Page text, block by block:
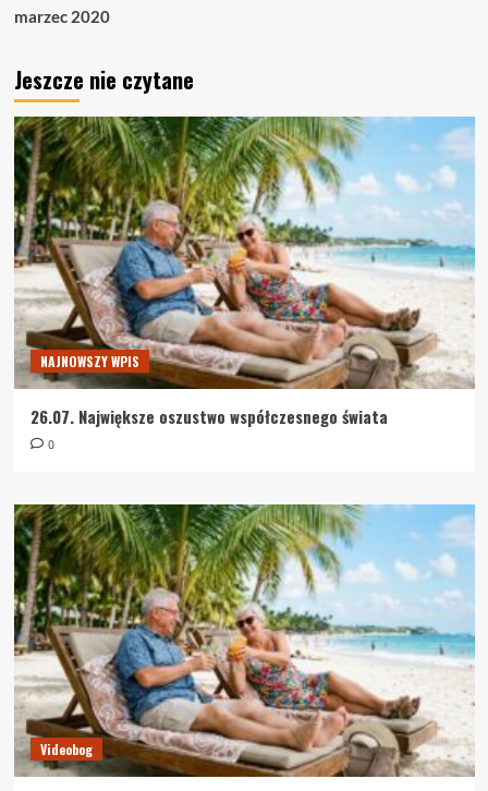
marzec 2020
Jeszcze nie czytane
NAJNOWSZY WPIS
26.07. Największe oszustwo współczesnego świata
0
Videobog